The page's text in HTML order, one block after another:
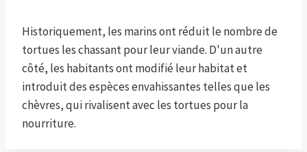
Historiquement, les marins ont réduit le nombre de
tortues les chassant pour leur viande. D'un autre
côté, les habitants ont modifié leur habitat et
introduit des espèces envahissantes telles que les
chèvres, qui rivalisent avec les tortues pour la
nourriture.